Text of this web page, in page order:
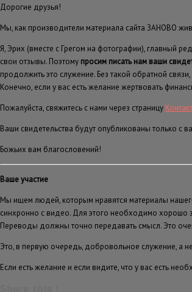
Дорогие друзья!
Мы, как производители материала сайта ЗАНОВО
Я, Эрих (вместе с Грегом на фотографии), главный
свои отзывы. Поэтому просим писать нам ваши
продолжить это служение. Без такой обратной
Конечно, если у вас есть желание жертвовать
Пожалуйста, свяжитесь с нами через страницу Контакт
Ваши свидетельства будут опубликованы только с
Божьих вам благословений!
Ваше участие
Мы ищем людей, которым нравятся материалы
синхронно с видео. Для этого необходимо хорошо
Переводы должны точно передавать смысл. Это
Это, в первую очередь, добровольное служение, а
Если есть желание и если видите, что у вас есть